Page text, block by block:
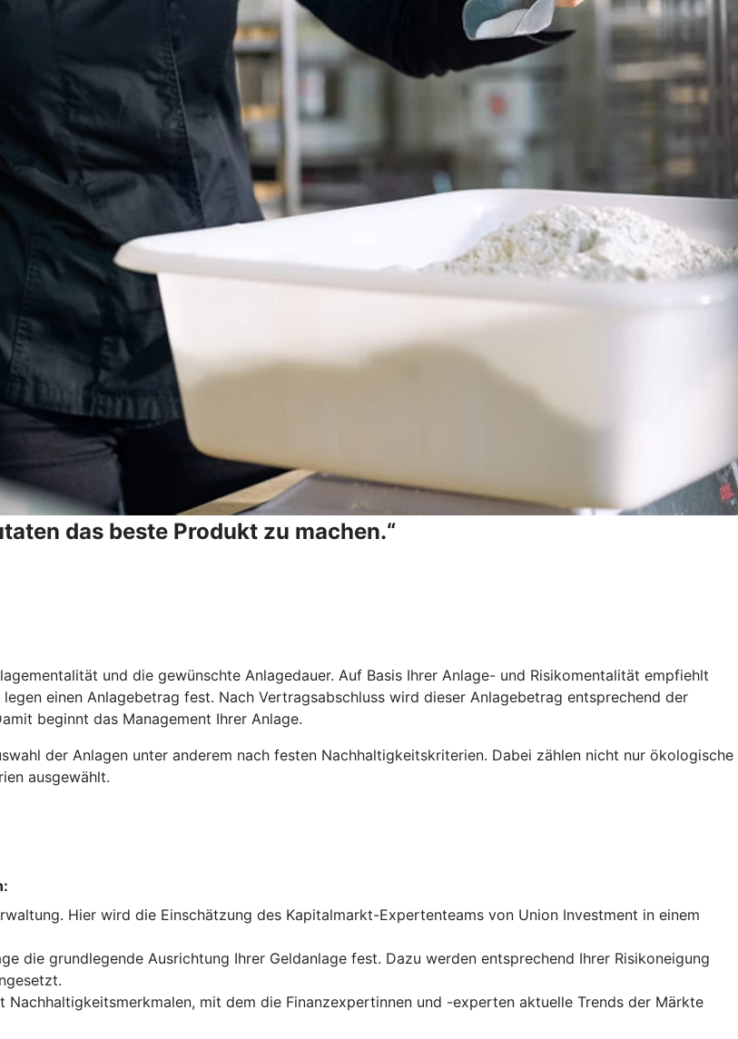
das beste Produkt zu machen.“
und die gewünschte Anlagedauer. Auf Basis Ihrer Anlage- und Risikomentalität empfiehlt
einen Anlagebetrag fest. Nach Vertragsabschluss wird dieser Anlagebetrag entsprechend der
beginnt das Management Ihrer Anlage.
der Anlagen unter anderem nach festen Nachhaltigkeitskriterien. Dabei zählen nicht nur ökologische
ausgewählt.
Hier wird die Einschätzung des Kapitalmarkt-Expertenteams von Union Investment in einem
die grundlegende Ausrichtung Ihrer Geldanlage fest. Dazu werden entsprechend Ihrer Risikoneigung
mit dem die Finanzexpertinnen und -experten aktuelle Trends der Märkte